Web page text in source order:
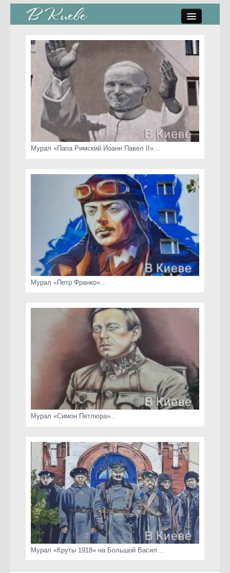
стрит-арт
коты Киева
скамейки
часы Киева
Мурал «Папа Римский Иоанн Павел II»...
Мурал «Петр Франко»...
Мурал «Симон Петлюра»...
Мурал «Круты 1918» на Большой Васил...